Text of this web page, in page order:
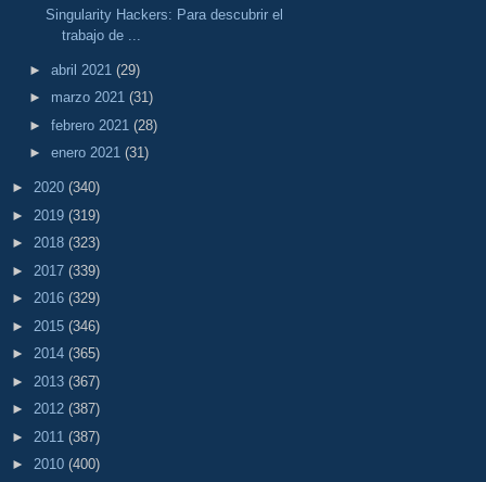
Singularity Hackers: Para descubrir el
trabajo de ...
► abril 2021 (29)
► marzo 2021 (31)
► febrero 2021 (28)
► enero 2021 (31)
► 2020 (340)
► 2019 (319)
► 2018 (323)
► 2017 (339)
► 2016 (329)
► 2015 (346)
► 2014 (365)
► 2013 (367)
► 2012 (387)
► 2011 (387)
► 2010 (400)